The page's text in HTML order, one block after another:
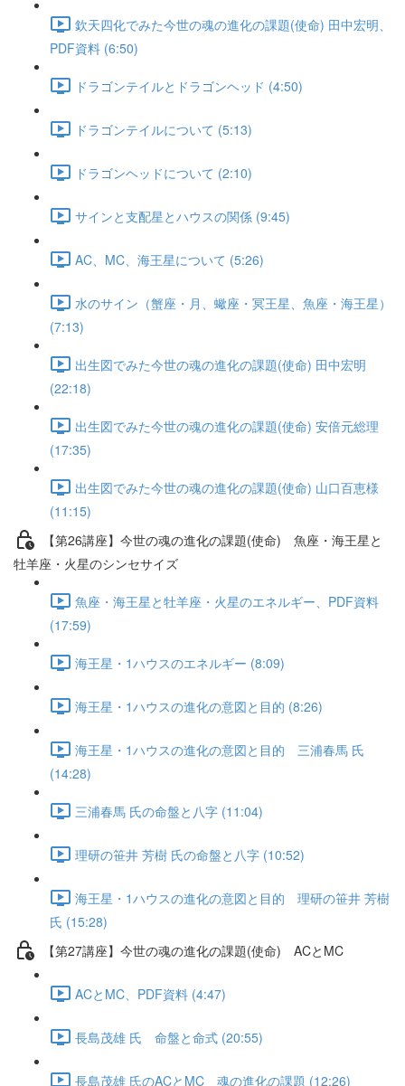
欽天四化でみた今世の魂の進化の課題(使命) 田中宏明、
PDF資料 (6:50)
ドラゴンテイルとドラゴンヘッド (4:50)
ドラゴンテイルについて (5:13)
ドラゴンヘッドについて (2:10)
サインと支配星とハウスの関係 (9:45)
AC、MC、海王星について (5:26)
水のサイン（蟹座・月、蠍座・冥王星、魚座・海王星）
(7:13)
出生図でみた今世の魂の進化の課題(使命) 田中宏明
(22:18)
出生図でみた今世の魂の進化の課題(使命) 安倍元総理
(17:35)
出生図でみた今世の魂の進化の課題(使命) 山口百恵様
(11:15)
【第26講座】今世の魂の進化の課題(使命) 魚座・海王星と
牡羊座・火星のシンセサイズ
魚座・海王星と牡羊座・火星のエネルギー、PDF資料
(17:59)
海王星・1ハウスのエネルギー (8:09)
海王星・1ハウスの進化の意図と目的 (8:26)
海王星・1ハウスの進化の意図と目的 三浦春馬 氏
(14:28)
三浦春馬 氏の命盤と八字 (11:04)
理研の笹井 芳樹 氏の命盤と八字 (10:52)
海王星・1ハウスの進化の意図と目的 理研の笹井 芳樹
氏 (15:28)
【第27講座】今世の魂の進化の課題(使命) ACとMC
ACとMC、PDF資料 (4:47)
長島茂雄 氏 命盤と命式 (20:55)
長島茂雄 氏のACとMC 魂の進化の課題 (12:26)